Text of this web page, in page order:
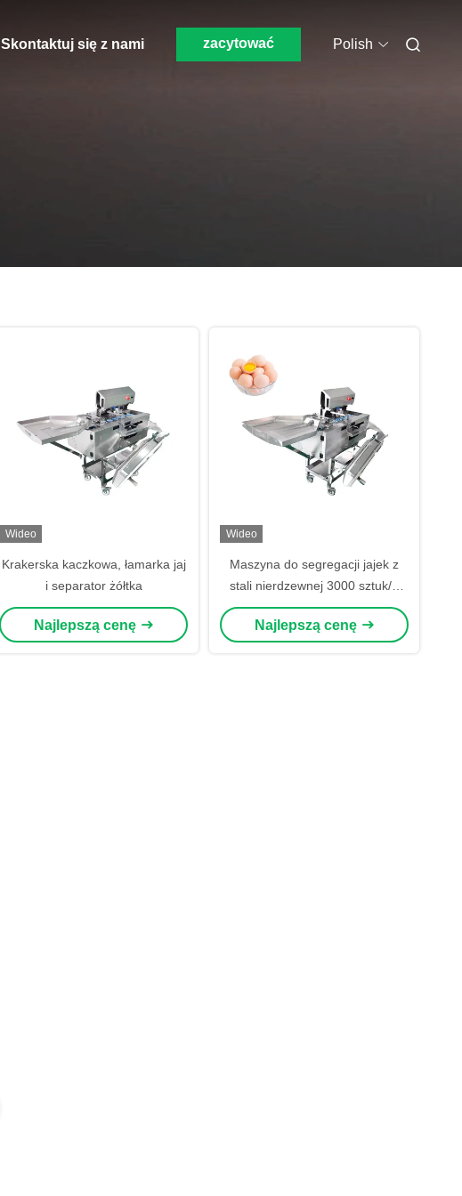
Skontaktuj się z nami zacytować Polish
Wideo
Krakerska kaczkowa, łamarka jaj
i separator żółtka
Najlepszą cenę
Wideo
Maszyna do segregacji jajek z
stali nierdzewnej 3000 sztuk/h
Maszyna do rozbierania i
segregacji białego żółtka jajek
Najlepszą cenę